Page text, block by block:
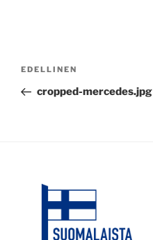
Edellinen
artikkeli
EDELLINEN
cropped-mercedes.jpg